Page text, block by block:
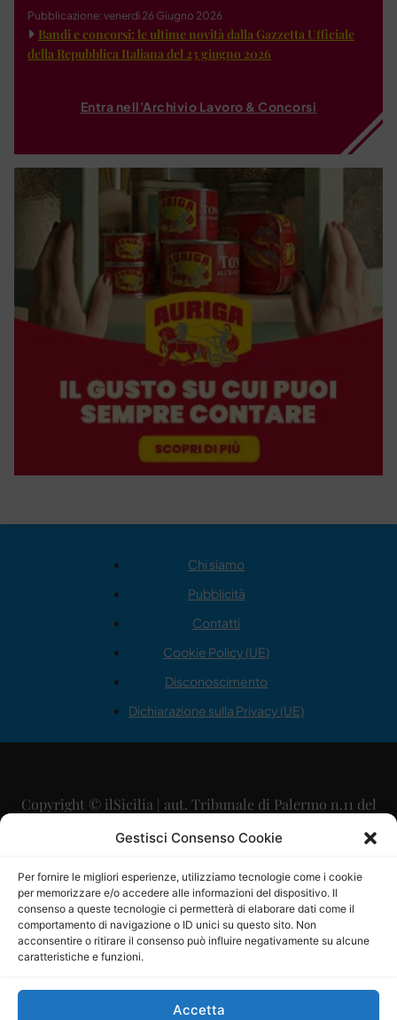
Gestisci Consenso Cookie
Per fornire le migliori esperienze, utilizziamo tecnologie come i cookie
per memorizzare e/o accedere alle informazioni del dispositivo. Il
consenso a queste tecnologie ci permetterà di elaborare dati come il
comportamento di navigazione o ID unici su questo sito. Non
acconsentire o ritirare il consenso può influire negativamente su alcune
caratteristiche e funzioni.
Accetta
Pubblicazione: venerdì 26 Giugno 2026
Bandi e concorsi: le ultime novità dalla Gazzetta Ufficiale
della Repubblica Italiana del 23 giugno 2026
Entra nell'Archivio Lavoro & Concorsi
Chi siamo
Pubblicità
Contatti
Cookie Policy (UE)
Disconoscimento
Dichiarazione sulla Privacy (UE)
Copyright © ilSicilia | aut. Tribunale di Palermo n.11 del
29/09/2015
Direttore Editoriale: Maurizio Scaglione
Direttore Responsabile: Maria Calabrese
P.IVA: 06334930820